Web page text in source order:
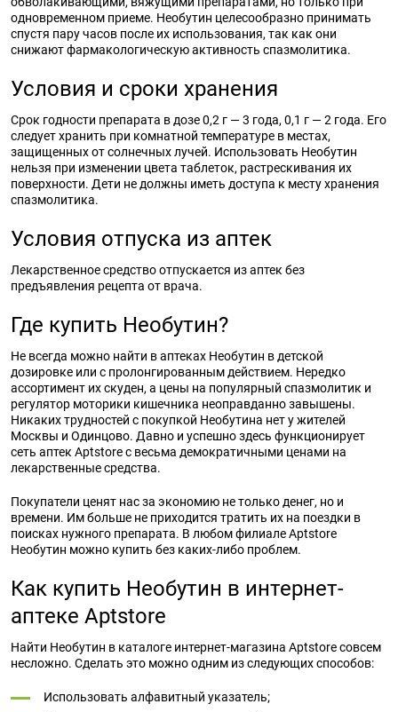
одновременном приеме. Необутин целесообразно принимать
спустя пару часов после их использования, так как они
снижают фармакологическую активность спазмолитика.
Условия и сроки хранения
Срок годности препарата в дозе 0,2 г — 3 года, 0,1 г — 2 года. Его
следует хранить при комнатной температуре в местах,
защищенных от солнечных лучей. Использовать Необутин
нельзя при изменении цвета таблеток, растрескивания их
поверхности. Дети не должны иметь доступа к месту хранения
спазмолитика.
Условия отпуска из аптек
Лекарственное средство отпускается из аптек без
предъявления рецепта от врача.
Где купить Необутин?
Не всегда можно найти в аптеках Необутин в детской
дозировке или с пролонгированным действием. Нередко
ассортимент их скуден, а цены на популярный спазмолитик и
регулятор моторики кишечника неоправданно завышены.
Никаких трудностей с покупкой Необутина нет у жителей
Москвы и Одинцово. Давно и успешно здесь функционирует
сеть аптек Aptstore с весьма демократичными ценами на
лекарственные средства.
Покупатели ценят нас за экономию не только денег, но и
времени. Им больше не приходится тратить их на поездки в
поисках нужного препарата. В любом филиале Aptstore
Необутин можно купить без каких-либо проблем.
Как купить Необутин в интернет-
аптеке Aptstore
Найти Необутин в каталоге интернет-магазина Aptstore совсем
несложно. Сделать это можно одним из следующих способов:
Использовать алфавитный указатель;